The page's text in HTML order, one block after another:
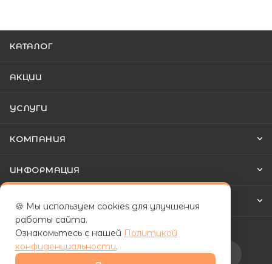
КАТАЛОГ
АКЦИИ
УСЛУГИ
КОМПАНИЯ
ИНФОРМАЦИЯ
КАК КУПИТЬ
Подписаться на рассылку
🍪 Мы используем cookies для улучшения
работы сайта.
Ознакомьтесь с нашей Политикой
конфиденциальности.